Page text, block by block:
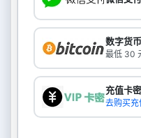
数字货币
最低 30
充值卡密
去购买充